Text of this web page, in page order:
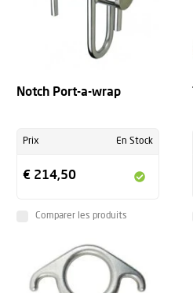
Notch Port-a-wrap
Prix En Stock
€ 214,50
Comparer les produits